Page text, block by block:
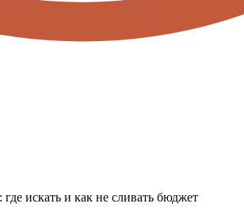
искать и как не сливать бюджет